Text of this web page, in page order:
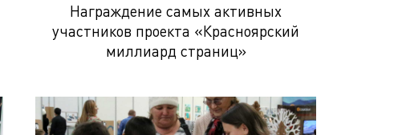
Награждение самых активных
участников проекта «Красноярский
миллиард страниц»